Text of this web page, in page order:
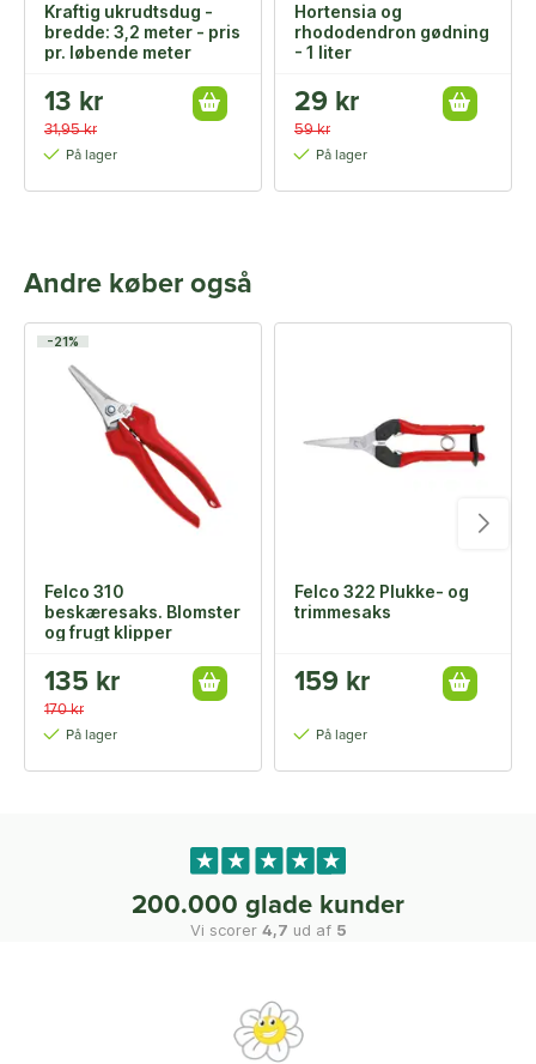
Kraftig ukrudtsdug -
bredde: 3,2 meter - pris
pr. løbende meter
13 kr
31,95 kr
På lager
Hortensia og
rhododendron gødning
- 1 liter
29 kr
59 kr
På lager
Andre køber også
-21%
Felco 310
beskæresaks. Blomster
og frugt klipper
135 kr
170 kr
På lager
Felco 322 Plukke- og
trimmesaks
159 kr
På lager
200.000 glade kunder
Vi scorer 4,7 ud af 5